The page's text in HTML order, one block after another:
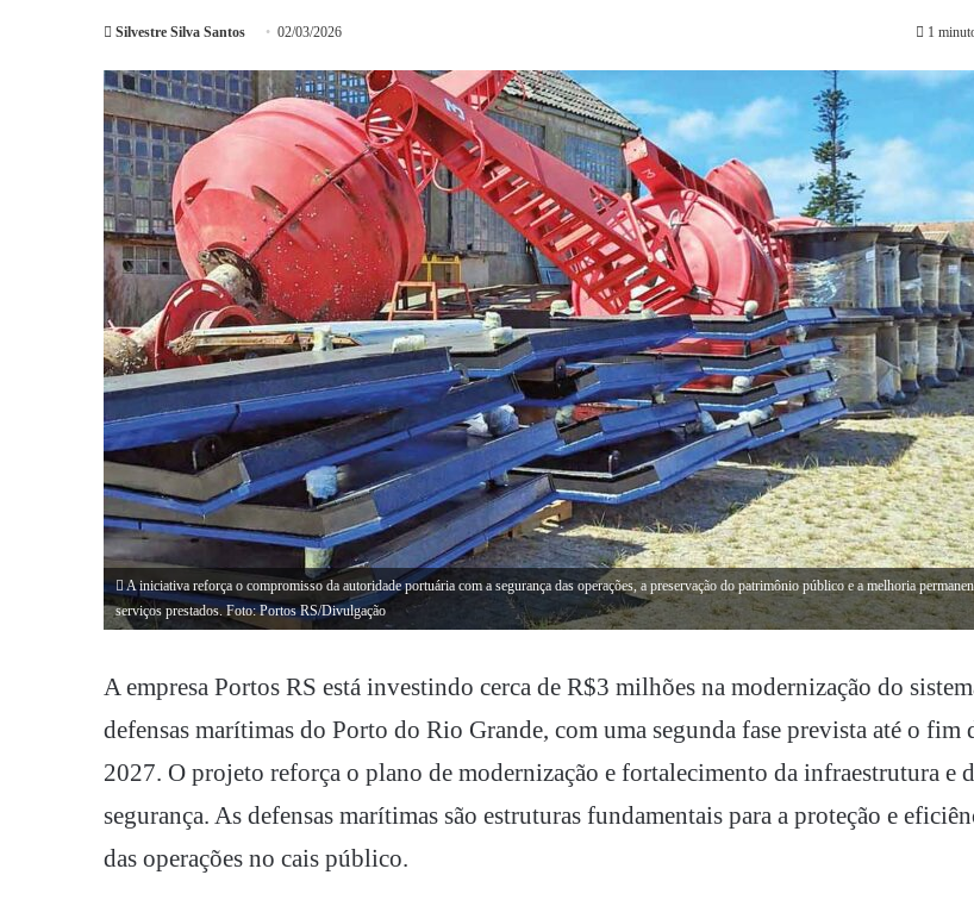
Silvestre Silva Santos 02/03/2026 1
A iniciativa reforça o compromisso da autoridade portuária com a segurança das operações, a preservação do patrimônio público e a melhoria
serviços prestados. Foto: Portos RS/Divulgação
A empresa Portos RS está investindo cerca de R$3 milhões na modernização do
defensas marítimas do Porto do Rio Grande, com uma segunda fase prevista até o fim
2027. O projeto reforça o plano de modernização e fortalecimento da infraestrutura e
segurança. As defensas marítimas são estruturas fundamentais para a proteção e
das operações no cais público.